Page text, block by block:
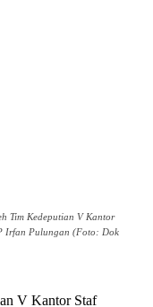
Tim Kedeputian V Kantor
Irfan Pulungan (Foto: Dok
V Kantor Staf